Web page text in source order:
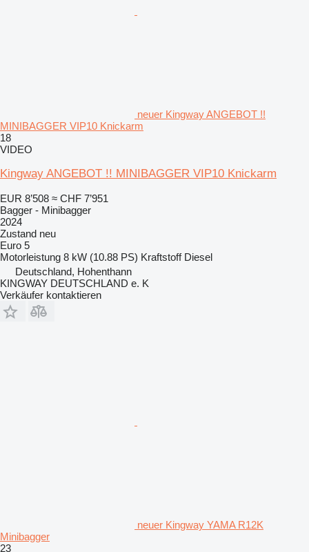
neuer Kingway ANGEBOT !!
MINIBAGGER VIP10 Knickarm
18
VIDEO
Kingway ANGEBOT !! MINIBAGGER VIP10 Knickarm
EUR 8’508 ≈ CHF 7’951
Bagger - Minibagger
2024
Zustand neu
Euro 5
Motorleistung 8 kW (10.88 PS) Kraftstoff Diesel
Deutschland, Hohenthann
KINGWAY DEUTSCHLAND e. K
Verkäufer kontaktieren
neuer Kingway YAMA R12K
Minibagger
23